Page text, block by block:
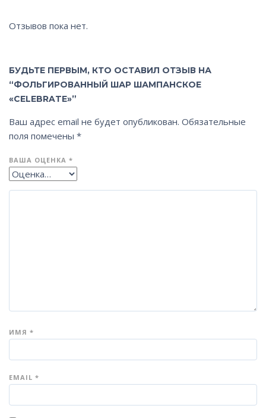
Отзывов пока нет.
БУДЬТЕ ПЕРВЫМ, КТО ОСТАВИЛ ОТЗЫВ НА
“ФОЛЬГИРОВАННЫЙ ШАР ШАМПАНСКОЕ
«CELEBRATE»”
Ваш адрес email не будет опубликован. Обязательные
поля помечены *
ВАША ОЦЕНКА *
ИМЯ *
EMAIL *